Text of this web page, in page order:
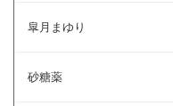
皐月まゆり
砂糖薬